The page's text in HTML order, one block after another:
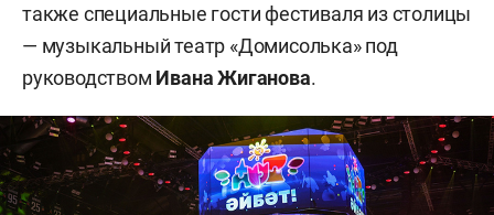
также специальные гости фестиваля из столицы
— музыкальный театр «Домисолька» под
руководством Ивана Жиганова.